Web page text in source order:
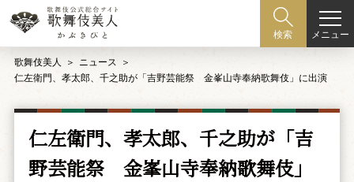
検索 メニュー
歌舞伎美人
ニュース
仁左衛門、孝太郎、千之助が「吉野芸能祭 金峯山寺奉納歌舞伎」に出演
仁左衛門、孝太郎、千之助が「吉
野芸能祭 金峯山寺奉納歌舞伎」